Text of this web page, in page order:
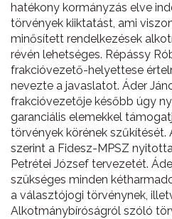
hatékony kormányzás elve
törvények kiiktatást, ami
minősített rendelkezések
révén lehetséges. Répássy
frakcióvezető-helyettese
nevezte a javaslatot. Áder
frakcióvezetője később úgy
garanciális elemekkel
törvények körének szűkítését.
szerint a Fidesz-MPSZ
Petrétei József tervezetét.
szükséges minden
a választójogi törvénynek,
Alkotmánybíróságról szóló